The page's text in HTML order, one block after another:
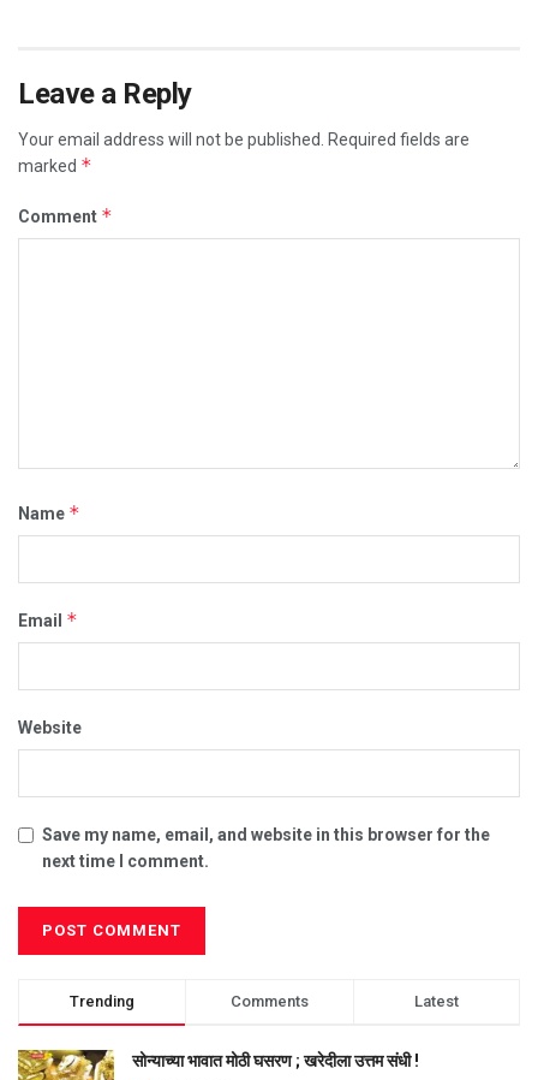
Leave a Reply
Your email address will not be published.
Required fields are
marked *
Comment *
Name *
Email *
Website
Save my name, email, and website in this browser for the
next time I comment.
Trending Comments Latest
सोन्याच्या भावात मोठी घसरण ; खरेदीला उत्तम संधी !